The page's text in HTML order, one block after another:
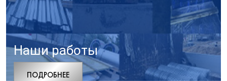
Наши работы
ПОДРОБНЕЕ